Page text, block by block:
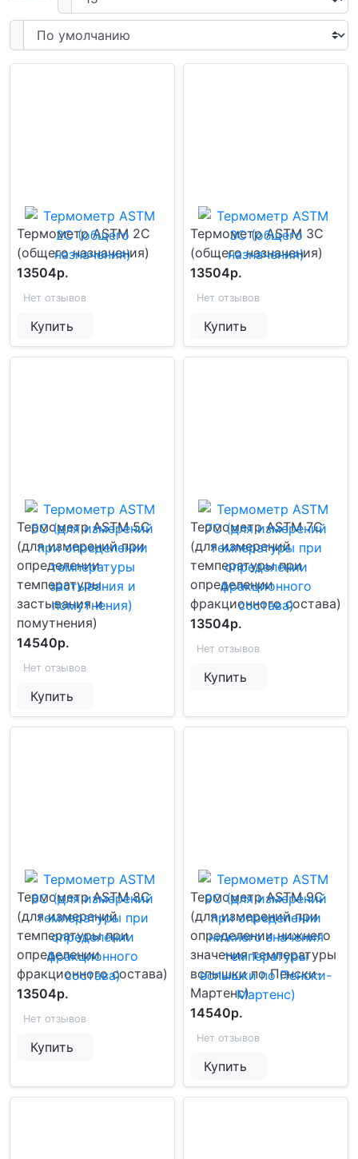
Термометр ASTM 2C
(общего назначения)
13504р.
Нет отзывов
Купить
Термометр ASTM 3C
(общего назначения)
13504р.
Нет отзывов
Купить
Термометр ASTM 5C
(для измерений при
определении
температуры
застывания и
помутнения)
14540р.
Нет отзывов
Купить
Термометр ASTM 7C
(для измерений
температуры при
определении
фракционного состава)
13504р.
Нет отзывов
Купить
Термометр ASTM 8C
(для измерений
температуры при
определении
фракционного состава)
13504р.
Нет отзывов
Купить
Термометр ASTM 9C
(для измерений при
определении нижнего
значения температуры
вспышки по Пенски-
Мартенс)
14540р.
Нет отзывов
Купить